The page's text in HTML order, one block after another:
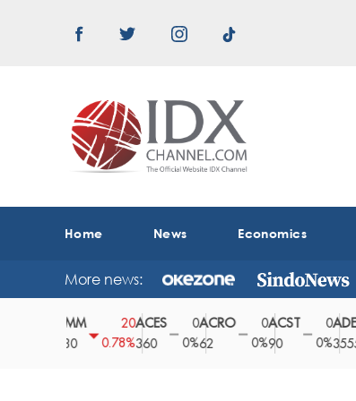
Home News Economics
More news:
0.78%
ACES
360
0
0%
ACRO
62
0
ACST
90
0
ADES
35550